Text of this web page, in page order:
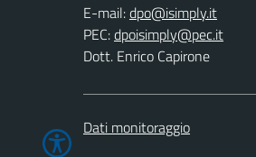
E-mail:
PEC:
Dott. Enrico Capirone
Dati monitoraggio